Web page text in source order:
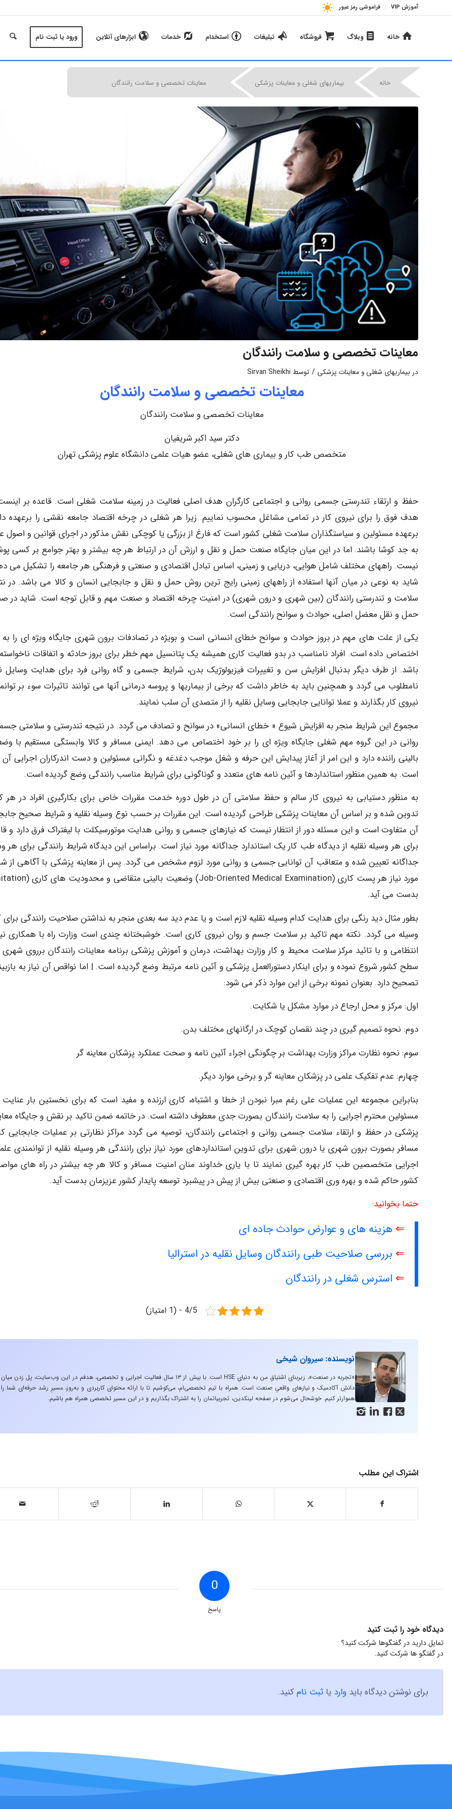
آموزش VIP فراموشی رمز عبور
خانه وبلاگ فروشگاه تبلیغات استخدام خدمات ابزارهای آنلاین ورود یا ثبت نام
خانه بیماریهای شغلی و معاینات پزشکی | معاینات تخصصی و سلامت رانندگان
معاینات تخصصی و سلامت رانندگان
در بیماریهای شغلی و معاینات پزشکی / توسط Sirvan Sheikhi
معاینات تخصصی و سلامت رانندگان
معاینات تخصصی و سلامت رانندگان
دکتر سید اکبر شریفیان
متخصص طب کار و بیماری های شغلی، عضو هیات علمی دانشگاه علوم پزشکی تهران
حفظ و ارتقاء تندرستی جسمی روانی و اجتماعی کارگران هدف اصلی فعالیت در زمینه سلامت شغلی است. قاعده بر
هدف فوق را برای نیروی کار در تمامی مشاغل محسوب نماییم. زیرا هر شغلی در چرخه اقتصاد جامعه نقشی را برعهده
برعهده مسئولین و سیاستگذاران سلامت شغلی کشور است که فارغ از بزرگی یا کوچکی نقش مذکور در اجرای قوانین و اصول
به جد کوشا باشند. اما در این میان جایگاه صنعت حمل و نقل و ارزش آن در ارتباط هر چه بیشتر و بهتر جوامع بر کسی
نیست. راههای مختلف شامل هوایی، دریایی و زمینی، اساس تبادل اقتصادی و صنعتی و فرهنگی هر جامعه را تشکیل می
شاید به نوعی در میان آنها استفاده از راههای زمینی رایج ترین روش حمل و نقل و جابجایی انسان و کالا می باشد. در
سلامت و تندرستی رانندگان (بین شهری و درون شهری) در امنیت چرخه اقتصاد و صنعت مهم و قابل توجه است. شاید در
حمل و نقل معضل اصلی، حوادث و سوانح رانندگی است.
یکی از علت های مهم در بروز حوادث و سوانح خطای انسانی است و بویژه در تصادفات برون شهری جایگاه ویژه ای را
اختصاص داده است. افراد نامناسب در بدو فعالیت کاری همیشه یک پتانسیل مهم خطر برای بروز حادثه و اتفاقات
باشد. از طرف دیگر بدنبال افزایش سن و تغییرات فیزیولوژیک بدن، شرایط جسمی و گاه روانی فرد برای هدایت وسایل
نامطلوب می گردد و همچنین باید به خاطر داشت که برخی از بیماریها و پروسه درمانی آنها می توانند تاثیرات سوء بر
نیروی کار بگذارند و عملا توانایی جابجایی وسایل نقلیه را از متصدی آن سلب نمایند.
مجموع این شرایط منجر به افزایش شیوع « خطای انسانی» در سوانح و تصادف می گردد. در نتیجه تندرستی و سلامتی
روانی در این گروه مهم شغلی جایگاه ویژه ای را بر خود اختصاص می دهد. ایمنی مسافر و کالا وابستگی مستقیم با
بالینی راننده دارد و این امر از آغاز پیدایش این حرفه و شغل موجب دغدغه و نگرانی مسئولین و دست اندرکاران اجرایی آن
است. به همین منظور استانداردها و آئین نامه های متعدد و گوناگونی برای شرایط مناسب رانندگی وضع گردیده است.
به منظور دستیابی به نیروی کار سالم و حفظ سلامتی آن در طول دوره خدمت مقررات خاص برای بکارگیری افراد در هر
تدوین شده و بر اساس آن معاینات پزشکی طراحی گردیده است. این مقررات بر حسب نوع وسیله نقلیه و شرایط صحیح
آن متفاوت است و این مسئله دور از انتظار نیست که نیازهای جسمی و روانی هدایت موتورسیکلت با لیفتراک فرق دارد و
برای هر وسیله نقلیه از دیدگاه طب کار یک استاندارد جداگانه مورد نیاز است. براساس این دیدگاه شرایط رانندگی برای هر
جداگانه تعیین شده و متعاقب آن توانایی جسمی و روانی مورد لزوم مشخص می گردد. پس از معاینه پزشکی با آگاهی از
بدست می آید.
بطور مثال دید رنگی برای هدایت کدام وسیله نقلیه لازم است و یا عدم دید سه بعدی منجر به نداشتن صلاحیت رانندگی برای
وسیله می گردد. نکته مهم تاکید بر سلامت جسم و روان نیروی کاری است. خوشبختانه چندی است وزارت راه با همکاری
انتظامی و با تائید مرکز سلامت محیط و کار وزارت بهداشت، درمان و آموزش پزشکی برنامه معاینات رانندگان برروی شهری
سطح کشور شروع نموده و برای اینکار دستورالعمل پزشکی و آئین نامه مرتبط وضع گردیده است. | اما نواقص آن نیاز به
تصحیح دارد. بعنوان نمونه برخی از این موارد ذکر می شود:
اول: مرکز و محل ارجاع در موارد مشکل یا شکایت.
دوم: نحوه تصمیم گیری در چند نقصان کوچک در ارگانهای مختلف بدن.
سوم: نحوه نظارت مراکز وزارت بهداشت بر چگونگی اجراء آئین نامه و صحت عملکرد پزشکان معاینه گر
چهارم: عدم تفکیک علمی در پزشکان معاینه گر و برخی موارد دیگر.
بنابراین مجموعه این عملیات علی رغم مبرا نبودن از خطا و اشتباه، کاری ارزنده و مفید است که برای نخستین بار عنایت
مسئولین محترم اجرایی را به سلامت رانندگان بصورت جدی معطوف داشته است. در خاتمه ضمن تاکید بر نقش و جایگاه
پزشکی در حفظ و ارتقاء سلامت جسمی روانی و اجتماعی رانندگان، توصیه می گردد مراکز نظارتی بر عملیات جابجایی
مسافر بصورت برون شهری یا درون شهری برای تدوین استانداردهای مورد نیاز برای رانندگی هر وسیله نقلیه از توانمندی
اجرایی متخصصین طب کار بهره گیری نمایند تا با یاری خداوند منان امنیت مسافر و کالا هر چه بیشتر در راه های
کشور حاکم شده و بهره وری اقتصادی و صنعتی بیش از پیش در پیشبرد توسعه پایدار کشور عزیزمان بدست آید.
حتما بخوانید:
⇐ هزینه های و عوارض حوادث جاده ای
⇐ بررسی صلاحیت طبی رانندگان وسایل نقلیه در استرالیا
⇐ استرس شغلی در رانندگان
4/5 - (1 امتیاز)
   
نویسنده: سیروان شیخی
«تجربه در صنعت»، زیربنایِ اشتیاقِ من به دنیایِ HSE است. با بیش از ۱۳ سال فعالیت اجرایی و تخصصی، هدفم در این وب‌سایت، پل زدن میان
دانشِ آکادمیک و نیازهای واقعیِ صنعت است. همراه با تیم تخصصی‌ام، می‌کوشیم تا با ارائه محتوای کاربردی و به‌روز، مسیرِ رشد حرفه‌ای شما را
هموارتر کنیم. خوشحال می‌شوم در صفحه لینکدین، تجربیاتمان را به اشتراک بگذاریم و در این مسیر تخصصی همراه هم باشیم.
اشتراک این مطلب
0
پاسخ
دیدگاه خود را ثبت کنید
تمایل دارید در گفتگوها شرکت کنید؟
در گفتگو ها شرکت کنید.
برای نوشتن دیدگاه باید وارد یا ثبت نامکنید.